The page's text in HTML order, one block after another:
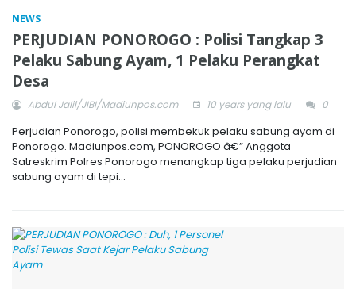
NEWS
PERJUDIAN PONOROGO : Polisi Tangkap 3
Pelaku Sabung Ayam, 1 Pelaku Perangkat
Desa
Abdul Jalil/JIBI/Madiunpos.com 10 years yang lalu 0
Perjudian Ponorogo, polisi membekuk pelaku sabung ayam di
Ponorogo. Madiunpos.com, PONOROGO â€” Anggota
Satreskrim Polres Ponorogo menangkap tiga pelaku perjudian
sabung ayam di tepi...